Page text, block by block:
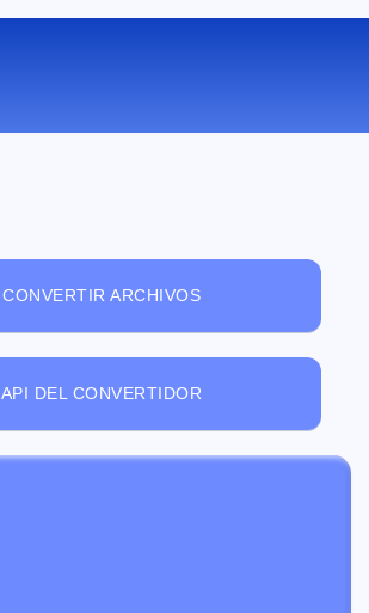
CONVERTIR ARCHIVOS
API DEL CONVERTIDOR